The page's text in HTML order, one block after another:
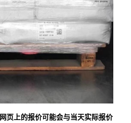
页上的报价可能会与当天实际报价